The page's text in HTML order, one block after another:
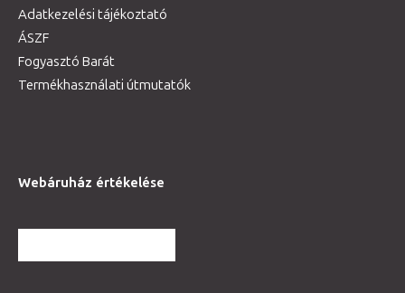
Adatkezelési tájékoztató
ÁSZF
Fogyasztó Barát
Termékhasználati útmutatók
Webáruház értékelése